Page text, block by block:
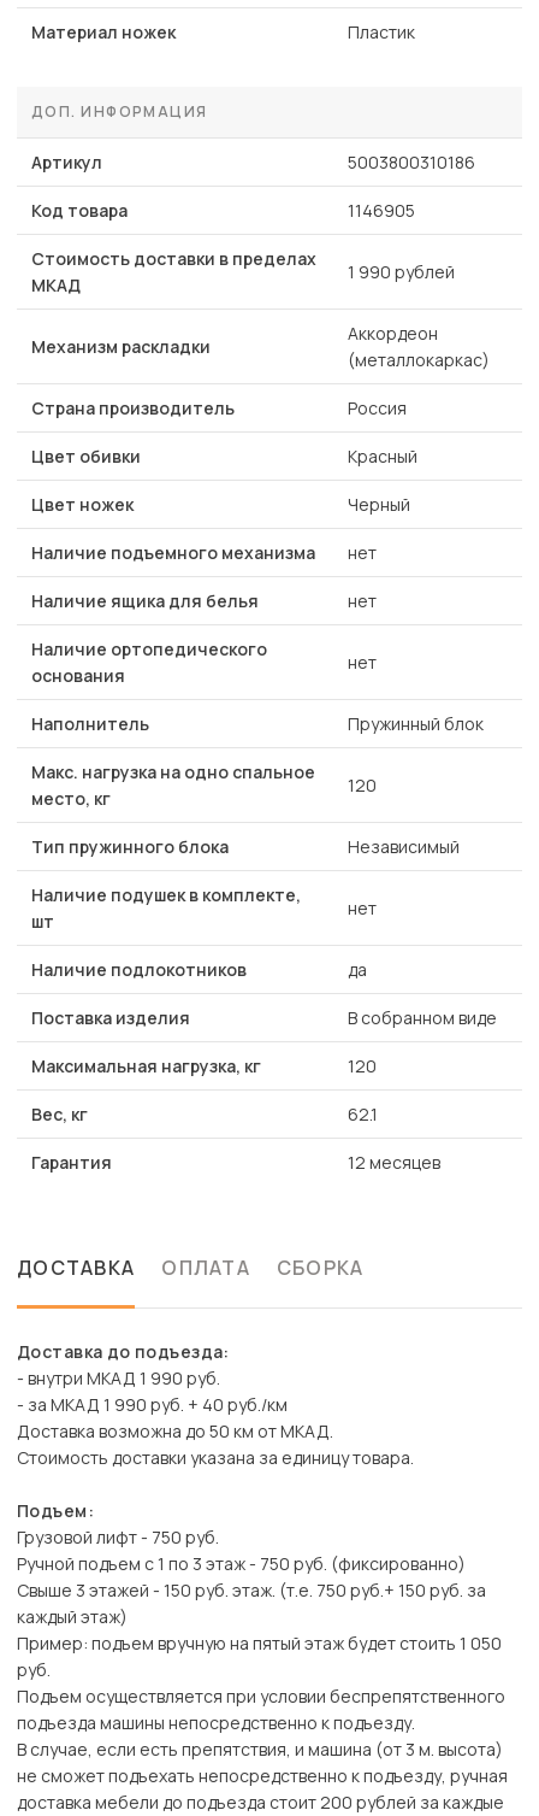
Материал ножек Пластик
ДОП. ИНФОРМАЦИЯ
Артикул 5003800310186
Код товара 1146905
Стоимость доставки в пределах
МКАД
1 990 рублей
Механизм раскладки
Аккордеон
(металлокаркас)
Страна производитель Россия
Цвет обивки Красный
Цвет ножек Черный
Наличие подъемного механизма нет
Наличие ящика для белья нет
Наличие ортопедического
основания
нет
Наполнитель Пружинный блок
Макс. нагрузка на одно спальное
место, кг
120
Тип пружинного блока Независимый
Наличие подушек в комплекте,
шт
нет
Наличие подлокотников да
Поставка изделия В собранном виде
Максимальная нагрузка, кг 120
Вес, кг 62.1
Гарантия 12 месяцев
ДОСТАВКА ОПЛАТА СБОРКА
Доставка до подъезда:
- внутри МКАД 1 990 руб.
- за МКАД 1 990 руб. + 40 руб./км
Доставка возможна до 50 км от МКАД.
Стоимость доставки указана за единицу товара.
Подъем:
Грузовой лифт - 750 руб.
Ручной подъем с 1 по 3 этаж - 750 руб. (фиксированно)
Свыше 3 этажей - 150 руб. этаж. (т.е. 750 руб.+ 150 руб. за
каждый этаж)
Пример: подъем вручную на пятый этаж будет стоить 1 050
руб.
Подъем осуществляется при условии беспрепятственного
подъезда машины непосредственно к подъезду.
В случае, если есть препятствия, и машина (от 3 м. высота)
не сможет подъехать непосредственно к подъезду, ручная
доставка мебели до подъезда стоит 200 рублей за каждые